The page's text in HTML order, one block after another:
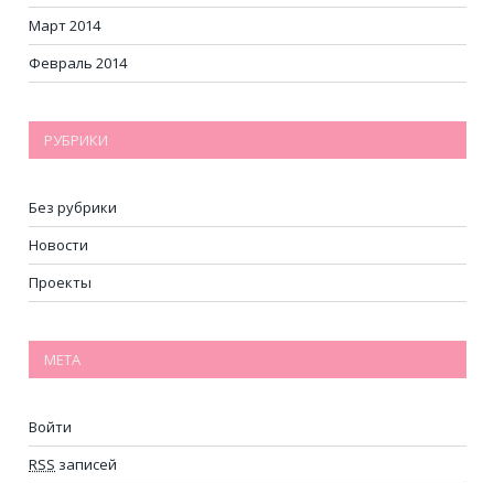
Март 2014
Февраль 2014
РУБРИКИ
Без рубрики
Новости
Проекты
МЕТА
Войти
RSS записей